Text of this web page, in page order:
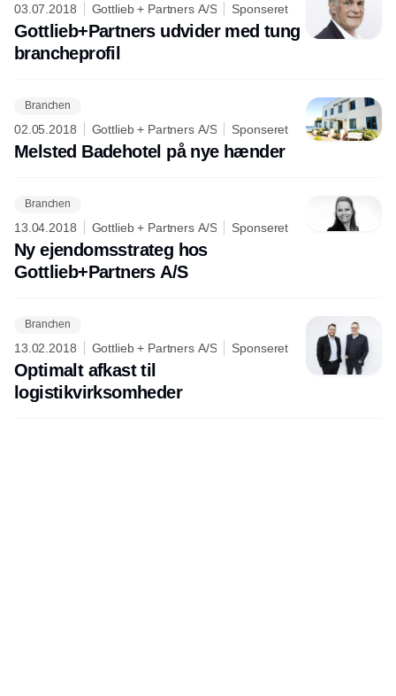
03.07.2018 Gottlieb + Partners A/S Sponseret
Gottlieb+Partners udvider med tung
brancheprofil
Branchen
02.05.2018 Gottlieb + Partners A/S Sponseret
Melsted Badehotel på nye hænder
Branchen
13.04.2018 Gottlieb + Partners A/S Sponseret
Ny ejendomsstrateg hos
Gottlieb+Partners A/S
Branchen
13.02.2018 Gottlieb + Partners A/S Sponseret
Optimalt afkast til
logistikvirksomheder